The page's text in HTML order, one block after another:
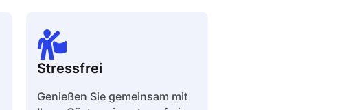
Stressfrei
Genießen Sie gemeinsam mit